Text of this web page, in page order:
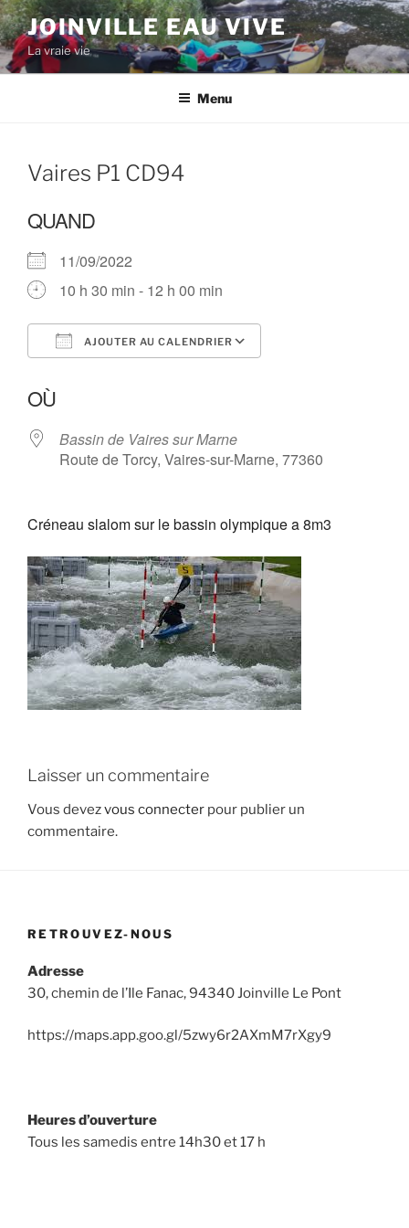
Aller
au
contenu
principal
JOINVILLE EAU VIVE
La vraie vie
Menu
Vaires P1 CD94
QUAND
11/09/2022
10 h 30 min - 12 h 00 min
AJOUTER AU CALENDRIER
OÙ
Bassin de Vaires sur Marne
Route de Torcy, Vaires-sur-Marne, 77360
Créneau slalom sur le bassin olympique a 8m3
Laisser un commentaire
Vous devezvous connecter pour publier un
commentaire.
RETROUVEZ-NOUS
Adresse
30, chemin de l’Ile Fanac, 94340 Joinville Le Pont
https://maps.app.goo.gl/5zwy6r2AXmM7rXgy9
Heures d’ouverture
Tous les samedis entre 14h30 et 17 h